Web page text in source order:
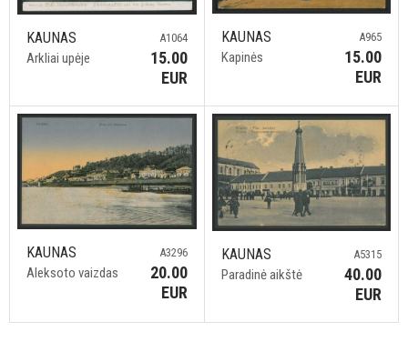
KAUNAS
Arkliai upėje
A1064
15.00
EUR
KAUNAS
Kapinės
A965
15.00
EUR
KAUNAS
Aleksoto vaizdas
A3296
20.00
EUR
KAUNAS
Paradinė aikštė
A5315
40.00
EUR